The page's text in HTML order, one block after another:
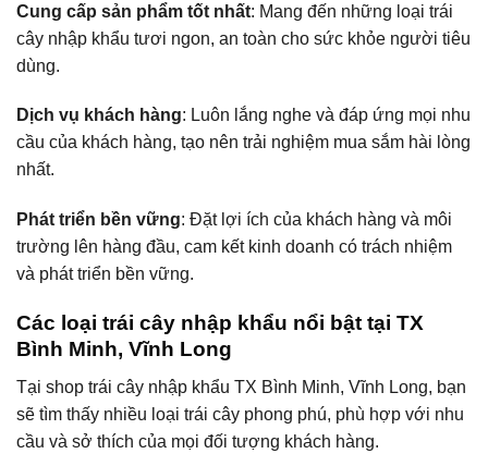
Cung cấp sản phẩm tốt nhất: Mang đến những loại trái
cây nhập khẩu tươi ngon, an toàn cho sức khỏe người tiêu
dùng.
Dịch vụ khách hàng: Luôn lắng nghe và đáp ứng mọi nhu
cầu của khách hàng, tạo nên trải nghiệm mua sắm hài lòng
nhất.
Phát triển bền vững: Đặt lợi ích của khách hàng và môi
trường lên hàng đầu, cam kết kinh doanh có trách nhiệm
và phát triển bền vững.
Các loại trái cây nhập khẩu nổi bật tại TX
Bình Minh, Vĩnh Long
Tại shop trái cây nhập khẩu TX Bình Minh, Vĩnh Long, bạn
sẽ tìm thấy nhiều loại trái cây phong phú, phù hợp với nhu
cầu và sở thích của mọi đối tượng khách hàng.